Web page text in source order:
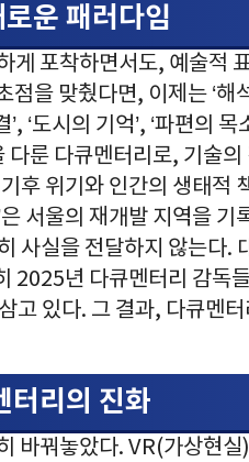
운 패러다임
게 포착하면서도, 예술적
을 맞췄다면, 이제는 ‘해
‘도시의 기억’, ‘파편의 목
다룬 다큐멘터리로, 기술
후 위기와 인간의 생태적
서울의 재개발 지역을 기
사실을 전달하지 않는다.
2025년 다큐멘터리 감독
있다. 그 결과, 다큐멘
터리의 진화
바꿔놓았다. VR(가상현